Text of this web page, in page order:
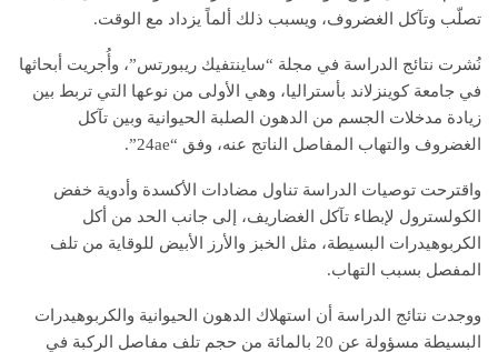
تصلّب وتآكل الغضروف، ويسبب ذلك ألماً يزداد مع الوقت.
نُشرت نتائج الدراسة في مجلة “ساينتفيك ريبورتس”، وأُجريت أبحاثها
في جامعة كوينزلاند بأستراليا، وهي الأولى من نوعها التي تربط بين
زيادة مدخلات الجسم من الدهون الصلبة الحيوانية وبين تآكل
الغضروف والتهاب المفاصل الناتج عنه، وفق “24ae”.
واقترحت توصيات الدراسة تناول مضادات الأكسدة وأدوية خفض
الكولسترول لإبطاء تآكل الغضاريف، إلى جانب الحد من أكل
الكربوهيدرات البسيطة، مثل الخبز والأرز الأبيض للوقاية من تلف
المفصل بسبب التهاب.
ووجدت نتائج الدراسة أن استهلاك الدهون الحيوانية والكربوهيدرات
البسيطة مسؤولة عن 20 بالمائة من حجم تلف مفاصل الركبة في